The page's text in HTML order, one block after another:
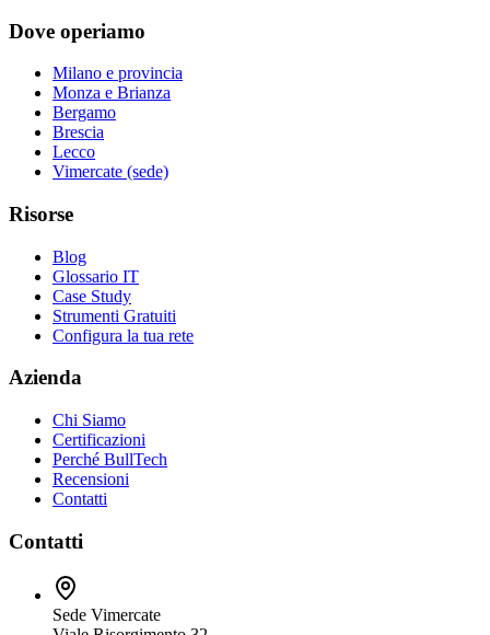
Dove operiamo
Milano e provincia
Monza e Brianza
Bergamo
Brescia
Lecco
Vimercate (sede)
Risorse
Blog
Glossario IT
Case Study
Strumenti Gratuiti
Configura la tua rete
Azienda
Chi Siamo
Certificazioni
Perché BullTech
Recensioni
Contatti
Contatti
Sede Vimercate